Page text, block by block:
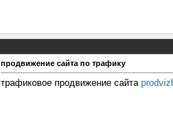
продвижение сайта по трафику
трафиковое продвижение сайта